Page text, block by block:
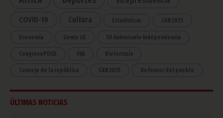
COVID-19 Cultura Estadísticas CAN 2015
Economía Gente GE 50 Aniversario Independencia
CongresoPDGE FIJA Bielorrusia
Consejo de la república CAN 2025 Defensor del pueblo
ÚLTIMAS NOTICIAS